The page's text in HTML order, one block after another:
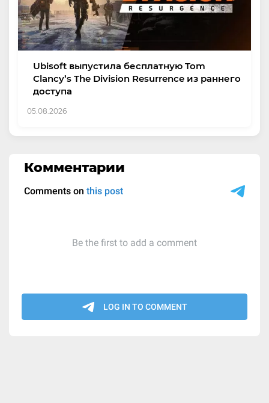
Ubisoft выпустила бесплатную Tom
Clancy’s The Division Resurrence из раннего
доступа
05.08.2026
Комментарии